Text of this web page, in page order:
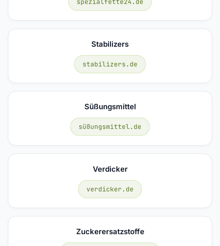
Stabilizers
stabilizers.de
Süßungsmittel
süßungsmittel.de
Verdicker
verdicker.de
Zuckerersatzstoffe